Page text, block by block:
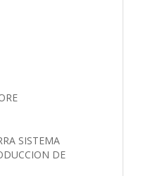
SISTEMA
DE